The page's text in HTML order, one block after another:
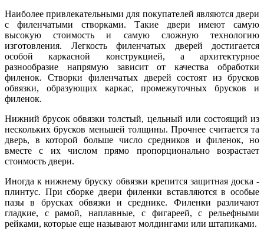
Наиболее привлекательными для покупателей являются двери
с филенчатыми створками. Такие двери имеют самую
высокую стоимость и самую сложную технологию
изготовления. Легкость филенчатых дверей достигается
особой каркасной конструкцией, а архитектурное
разнообразие напрямую зависит от качества обработки
филенок. Створки филенчатых дверей состоят из брусков
обвязки, образующих каркас, промежуточных брусков и
филенок.
Нижний брусок обвязки толстый, цельный или состоящий из
нескольких брусков меньшей толщины. Прочнее считается та
дверь, в которой больше число средников и филенок, но
вместе с их числом прямо пропорционально возрастает
стоимость двери.
Иногда к нижнему бруску обвязки крепится защитная доска -
плинтус. При сборке двери филенки вставляются в особые
пазы в брусках обвязки и среднике. Филенки различают
гладкие, с рамой, наплавные, с фигареей, с рельефными
рейками, которые еще называют молдингами или штапиками.